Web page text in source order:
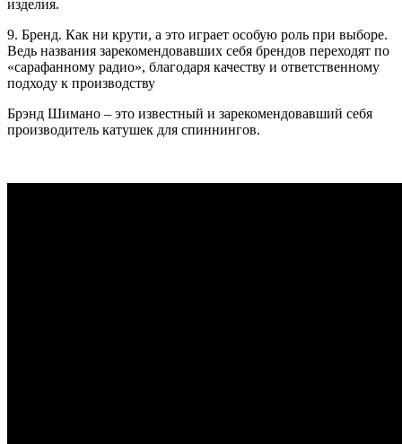
изделия.
9. Бренд. Как ни крути, а это играет особую роль при выборе.
Ведь названия зарекомендовавших себя брендов переходят по
«сарафанному радио», благодаря качеству и ответственному
подходу к производству
Брэнд Шимано – это известный и зарекомендовавший себя
производитель катушек для спиннингов.